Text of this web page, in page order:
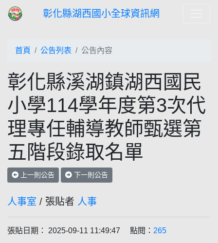
彰化縣湖西國小全球資訊網
首頁 公告列表 公告內容
彰化縣溪湖鎮湖西國民
小學114學年度第3次代
理專任輔導教師甄選第
五階段錄取名單
上一則公告 下一則公告
人事室 / 張貼者 人事
張貼日期： 2025-09-11 11:49:47 點閱： 265